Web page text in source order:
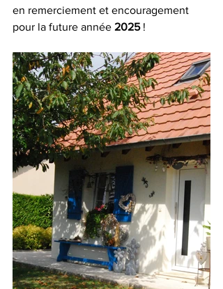
en remerciement et encouragement
pour la future année 2025 !